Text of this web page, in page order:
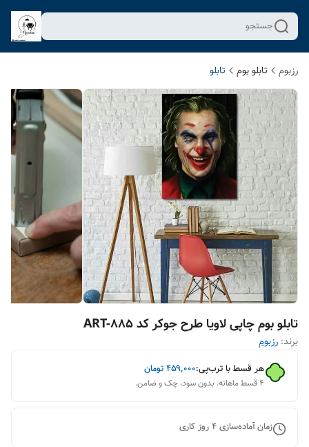
جستجو
رزبوم تابلو بوم تابلو
تابلو بوم چاپی لاویا طرح جوکر کد ART-885
برند: رزبوم
هر قسط با ترب‌پی:۴۵۹٬۰۰۰تومان
۴ قسط ماهانه. بدون سود، چک و ضامن.
زمان آماده‌سازی4روز کاری